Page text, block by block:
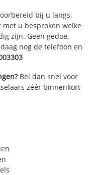
bij u langs,
u besproken welke
zijn. Geen gedoe,
nog de telefoon en
Bel dan snel voor
zéér binnenkort